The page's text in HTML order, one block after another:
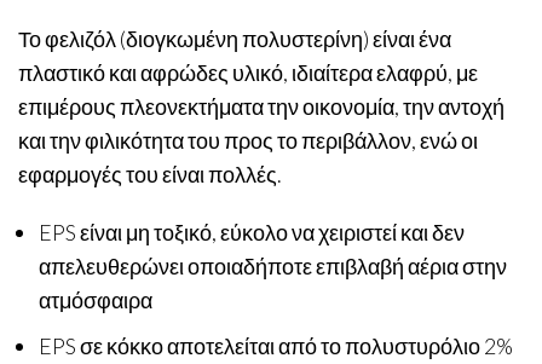
Το φελιζόλ (διογκωμένη πολυστερίνη) είναι ένα
πλαστικό και αφρώδες υλικό, ιδιαίτερα ελαφρύ, με
επιμέρους πλεονεκτήματα την οικονομία, την αντοχή
και την φιλικότητα του προς το περιβάλλον, ενώ οι
εφαρμογές του είναι πολλές.
EPS είναι μη τοξικό, εύκολο να χειριστεί και δεν
απελευθερώνει οποιαδήποτε επιβλαβή αέρια στην
ατμόσφαιρα
EPS σε κόκκο αποτελείται από το πολυστυρόλιο 2%